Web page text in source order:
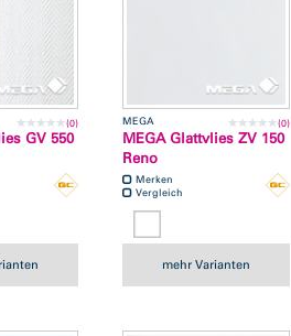
(0)
GV 550
MEGA (0)
MEGA Glattvlies ZV 150
Reno
Merken
Vergleich
mehr Varianten